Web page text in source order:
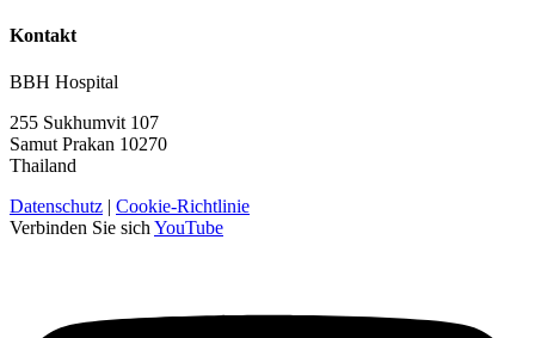
Kontakt
BBH Hospital
255 Sukhumvit 107
Samut Prakan 10270
Thailand
Datenschutz | Cookie-Richtlinie
Verbinden Sie sich YouTube